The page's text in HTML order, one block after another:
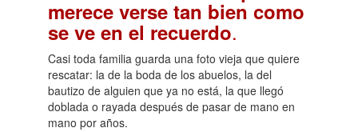
merece verse tan bien como
se ve en el recuerdo.
Casi toda familia guarda una foto vieja que quiere
rescatar: la de la boda de los abuelos, la del
bautizo de alguien que ya no está, la que llegó
doblada o rayada después de pasar de mano en
mano por años.